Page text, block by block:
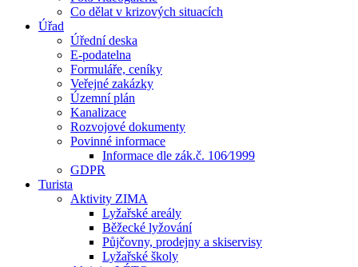
Co dělat v krizových situacích
Úřad
Úřední deska
E-podatelna
Formuláře, ceníky
Veřejné zakázky
Územní plán
Kanalizace
Rozvojové dokumenty
Povinné informace
Informace dle zák.č. 106⁄1999
GDPR
Turista
Aktivity ZIMA
Lyžařské areály
Běžecké lyžování
Půjčovny, prodejny a skiservisy
Lyžařské školy